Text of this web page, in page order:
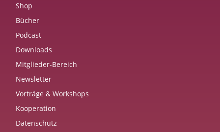
Shop
Bücher
Podcast
Downloads
Mitglieder-Bereich
Newsletter
Vorträge & Workshops
Kooperation
Datenschutz